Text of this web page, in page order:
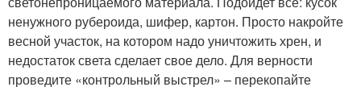
ненужного рубероида, шифер, картон. Просто накройте
весной участок, на котором надо уничтожить хрен, и
недостаток света сделает свое дело. Для верности
проведите «контрольный выстрел» – перекопайте